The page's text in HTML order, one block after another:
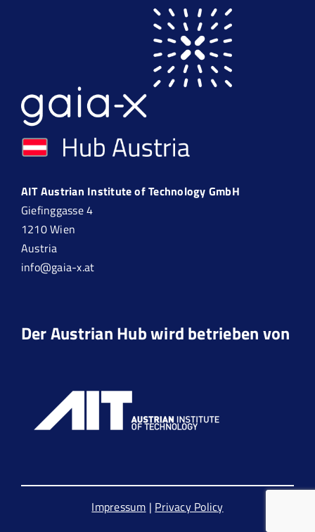
AIT Austrian Institute of Technology GmbH
Giefinggasse 4
1210 Wien
Austria
info@gaia-x.at
Der Austrian Hub wird betrieben von
Impressum | Privacy Policy